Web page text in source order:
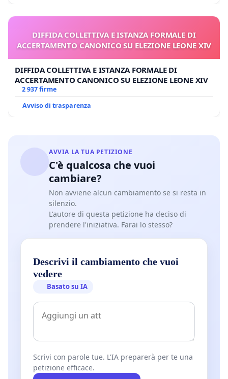
DIFFIDA COLLETTIVA E ISTANZA FORMALE DI
ACCERTAMENTO CANONICO SU ELEZIONE LEONE XIV
DIFFIDA COLLETTIVA E ISTANZA FORMALE DI
ACCERTAMENTO CANONICO SU ELEZIONE LEONE XIV
2 937 firme
Avviso di trasparenza
AVVIA LA TUA PETIZIONE
C'è qualcosa che vuoi
cambiare?
Non avviene alcun cambiamento se si resta in
silenzio.
L'autore di questa petizione ha deciso di
prendere l'iniziativa. Farai lo stesso?
Descrivi il cambiamento che vuoi
vedere
Basato su IA
Scrivi con parole tue. L'IA preparerà per te una
petizione efficace.